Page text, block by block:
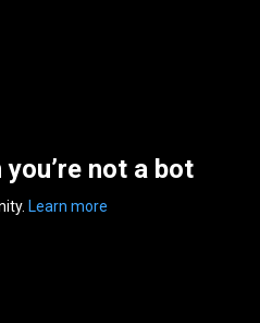
not a bot
Learn more